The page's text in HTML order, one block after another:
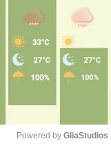
Powered by GliaStudios